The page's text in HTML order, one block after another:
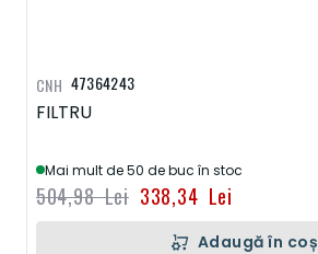
47364243
FILTRU
Mai mult de 50 de buc în stoc
338,34 Lei
504,98 Lei
CNH
Adaugă în coș